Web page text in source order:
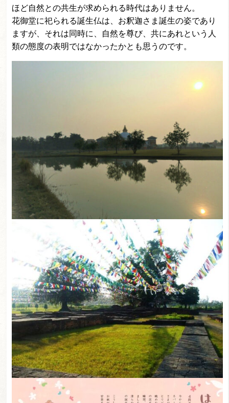
ほど自然との共生が求められる時代はありません。
花御堂に祀られる誕生仏は、お釈迦さま誕生の姿であり
ますが、それは同時に、自然を尊び、共にあれという人
類の態度の表明ではなかったかとも思うのです。